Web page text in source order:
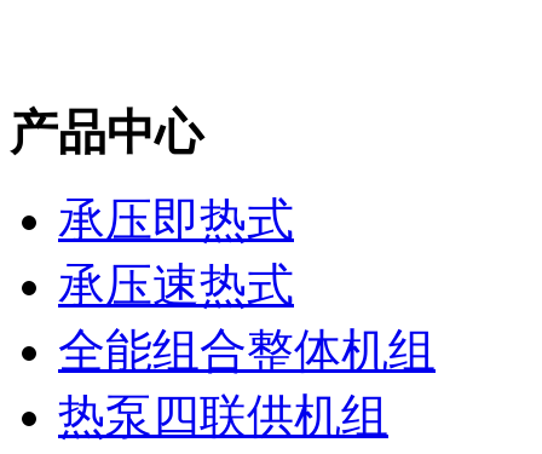
产品中心
承压即热式
承压速热式
全能组合整体机组
热泵四联供机组